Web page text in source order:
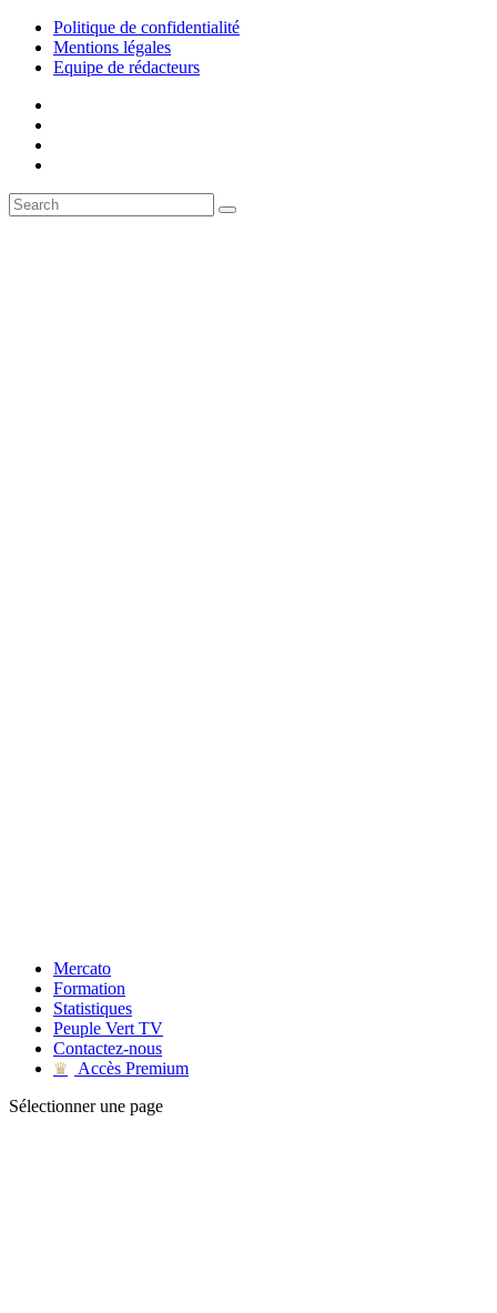
Politique de confidentialité
Mentions légales
Equipe de rédacteurs
Mercato
Formation
Statistiques
Peuple Vert TV
Contactez-nous
♛
Accès Premium
Sélectionner une page